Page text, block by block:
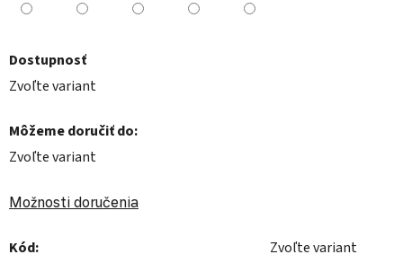
Dostupnosť
Zvoľte variant
Môžeme doručiť do:
Zvoľte variant
Možnosti doručenia
Kód: Zvoľte variant